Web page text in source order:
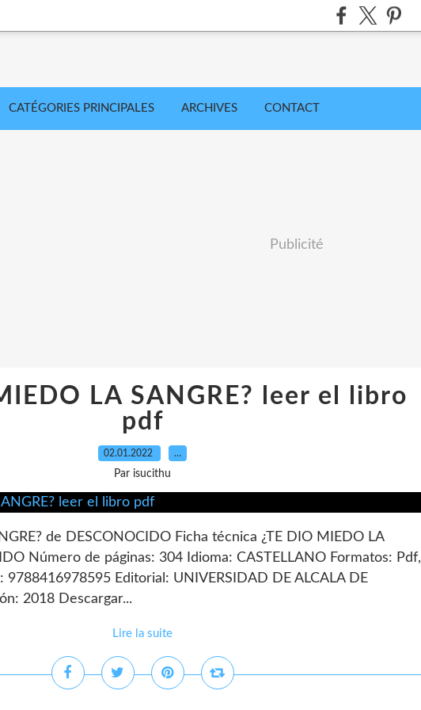
CATÉGORIES PRINCIPALES ARCHIVES CONTACT
Publicité
LA SANGRE? leer el libro
pdf
02.01.2022 …
Par isucithu
de DESCONOCIDO Ficha técnica ¿TE DIO MIEDO LA
Número de páginas: 304 Idioma: CASTELLANO Formatos: Pdf,
9788416978595 Editorial: UNIVERSIDAD DE ALCALA DE
2018 Descargar...
Lire la suite